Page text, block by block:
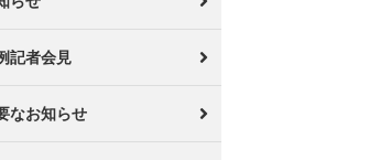
記者会見
なお知らせ